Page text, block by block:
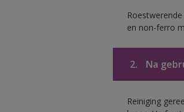
en non-ferro
2. Na
Reiniging